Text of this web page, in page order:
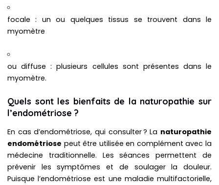
focale : un ou quelques tissus se trouvent dans le
myomètre
ou diffuse : plusieurs cellules sont présentes dans le
myomètre.
Quels sont les bienfaits de la naturopathie sur
l’endométriose ?
En cas d’endométriose, qui consulter ? La naturopathie
endométriose peut être utilisée en complément avec la
médecine traditionnelle. Les séances permettent de
prévenir les symptômes et de soulager la douleur.
Puisque l’endométriose est une maladie multifactorielle,